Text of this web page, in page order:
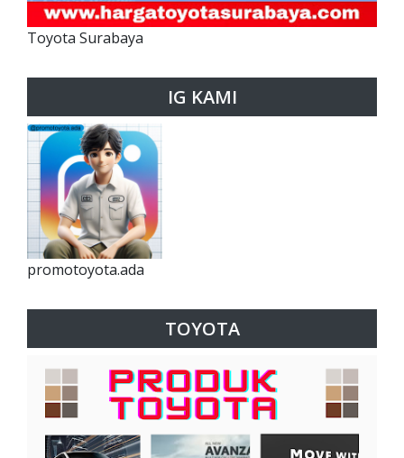
Toyota Surabaya
IG KAMI
promotoyota.ada
TOYOTA